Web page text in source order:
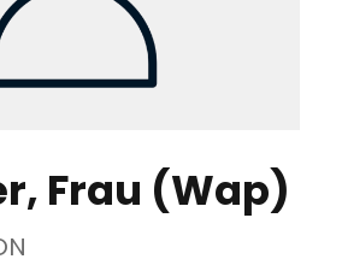
Frau (Wap)